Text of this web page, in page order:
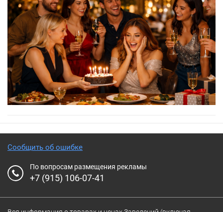
Сообщить об ошибке
По вопросам размещения рекламы
+7 (915) 106-07-41